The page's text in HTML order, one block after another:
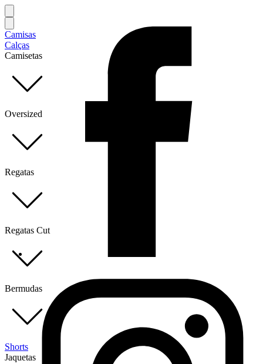
Camisas
Calças
Camisetas
Oversized
Regatas
Regatas Cut
Bermudas
Shorts
Jaquetas